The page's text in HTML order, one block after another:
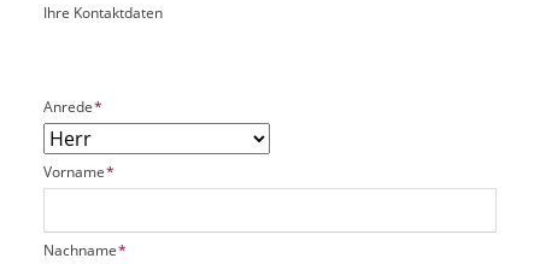
O
k
P
t
z
UIhre Kontaktdaten
P
f
l
i
t
Anrede*
P
f
i
Vorname*
P
Nachname*